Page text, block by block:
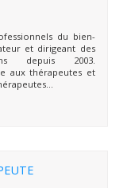
du bien-
et dirigeant des
depuis 2003.
aux thérapeutes et